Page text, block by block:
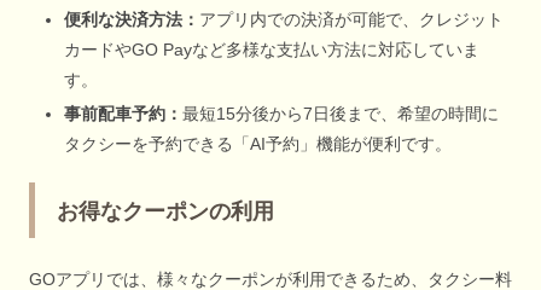
便利な決済方法： アプリ内での決済が可能で、クレジット
カードやGO Payなど多様な支払い方法に対応していま
す。
事前配車予約： 最短15分後から7日後まで、希望の時間に
タクシーを予約できる「AI予約」機能が便利です。
お得なクーポンの利用
GOアプリでは、様々なクーポンが利用できるため、タクシー料